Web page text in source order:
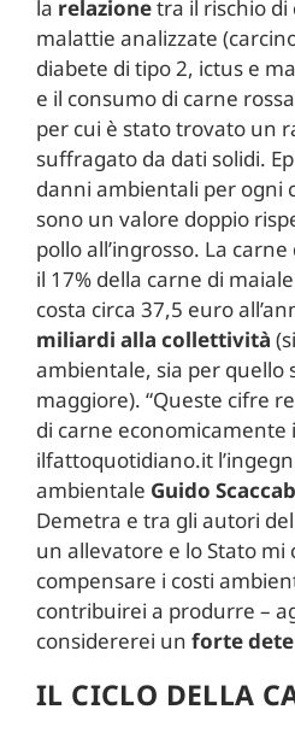
la relazionetra il rischio
malattie analizzate
diabete di tipo 2, ictus e
e il consumo di carne
per cui è stato trovato un
suffragato da dati solidi.
danni ambientali per ogni
sono un valore doppio
pollo all’ingrosso. La
il 17% della carne di
costa circa 37,5 euro
miliardi alla collettività
ambientale, sia per quello
maggiore). “Queste cifre
di carne economicamente
ilfattoquotidiano.it
ambientale Guido
Demetra e tra gli autori del
un allevatore e lo Stato mi
compensare i costi
contribuirei a produrre –
considererei un forte
IL CICLO DELLA